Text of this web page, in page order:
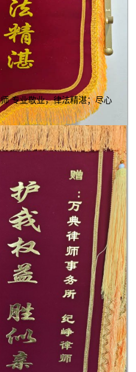
专业敬业，律法精湛；尽心